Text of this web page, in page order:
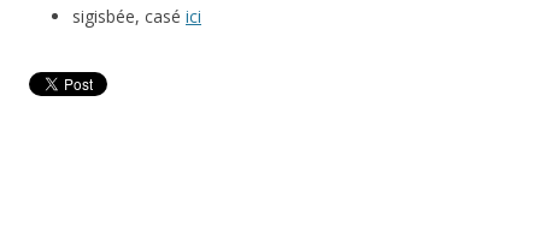
sigisbée, casé ici